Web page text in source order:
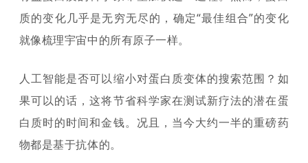
质的变化几乎是无穷无尽的，确定“最佳组合”的变化
就像梳理宇宙中的所有原子一样。
人工智能是否可以缩小对蛋白质变体的搜索范围？如
果可以的话，这将节省科学家在测试新疗法的潜在蛋
白质时的时间和金钱。况且，当今大约一半的重磅药
物都是基于抗体的。